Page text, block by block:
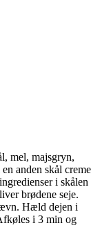
mel, majsgryn,
anden skål creme
i skålen
brødene seje.
Hæld dejen i
i 3 min og